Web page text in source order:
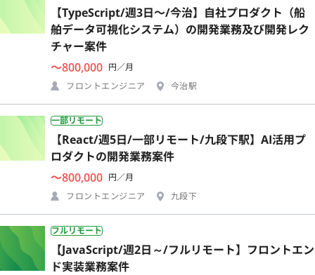
【TypeScript/週3日〜/今治】自社プロダクト（船
舶データ可視化システム）の開発業務及び開発レク
チャー案件
〜800,000 円／月
フロントエンジニア
今治駅
一部リモート
【React/週5日/一部リモート/九段下駅】AI活用プ
ロダクトの開発業務案件
〜800,000 円／月
フロントエンジニア
九段下
フルリモート
【JavaScript/週2日～/フルリモート】フロントエン
ド実装業務案件